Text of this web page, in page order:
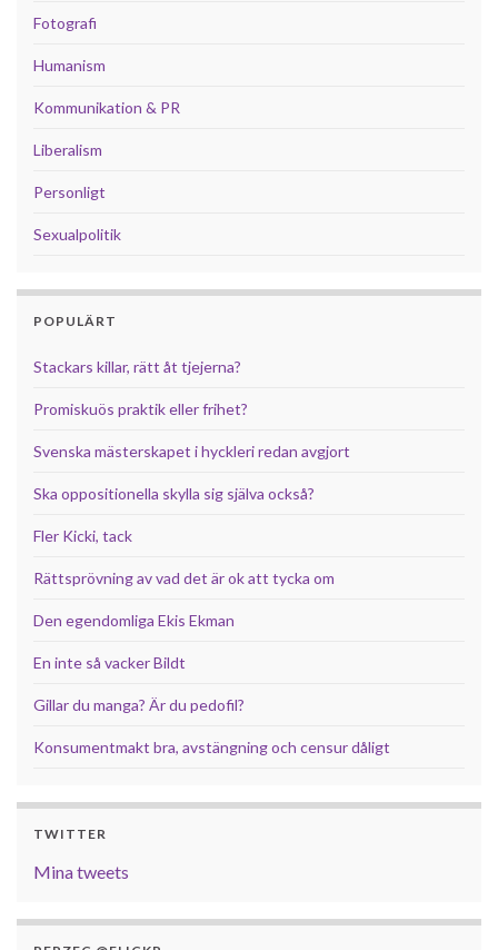
Fotografi
Humanism
Kommunikation & PR
Liberalism
Personligt
Sexualpolitik
POPULÄRT
Stackars killar, rätt åt tjejerna?
Promiskuös praktik eller frihet?
Svenska mästerskapet i hyckleri redan avgjort
Ska oppositionella skylla sig själva också?
Fler Kicki, tack
Rättsprövning av vad det är ok att tycka om
Den egendomliga Ekis Ekman
En inte så vacker Bildt
Gillar du manga? Är du pedofil?
Konsumentmakt bra, avstängning och censur dåligt
TWITTER
Mina tweets